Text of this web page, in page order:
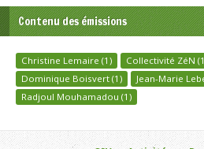
Contenu des émissions
Christine Lemaire (1) Collectivité ZéN
Dominique Boisvert (1) Jean-Marie
Radjoul Mouhamadou (1)